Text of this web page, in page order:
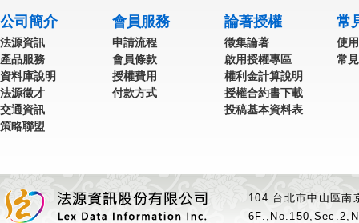
公司簡介
法源資訊
產品服務
資料庫說明
法源徵才
交通資訊
策略聯盟
會員服務
申請流程
會員條款
授權費用
付款方式
論著授權
徵集論著
啟用授權專區
權利金計算說明
授權合約書下載
投稿基本資料表
常
使
常
104 台北市中山區